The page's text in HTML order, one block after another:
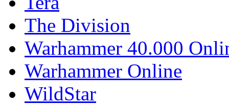
The Division
Warhammer 40.000
Warhammer Online
WildStar